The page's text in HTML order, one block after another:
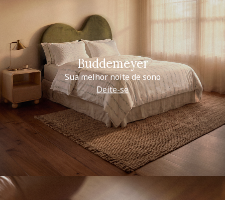
Buddemeyer
Sua melhor noite de sono
Deite-se